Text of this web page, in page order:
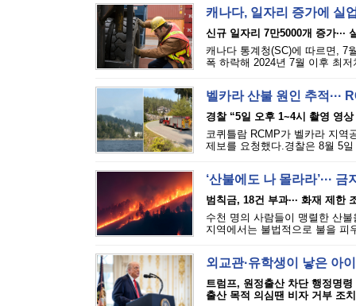
캐나다, 일자리 증가에 실
신규 일자리 7만5000개 증가···
캐나다 통계청(SC)에 따르면, 7
폭 하락해 2024년 7월 이후 최
벨카라 산불 원인 추적···
경찰 “5일 오후 1~4시 촬영 영상
코퀴틀람 RCMP가 벨카라 지역
제보를 요청했다.경찰은 8월 5
‘산불에도 나 몰라라’···
범칙금, 18건 부과··· 화재 제한
수천 명의 사람들이 맹렬한 산
지역에서는 불법적으로 불을 피
외교관·유학생이 낳은 아
트럼프, 원정출산 차단 행정명령
출산 목적 의심땐 비자 거부 조치